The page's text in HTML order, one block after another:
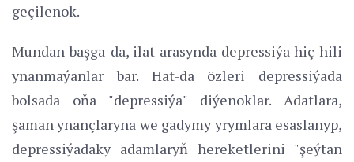
geçilenok.
Mundan başga-da, ilat arasynda depressiýa hiç hili
ynanmaýanlar bar. Hat-da özleri depressiýada
bolsada oňa "depressiýa" diýenoklar. Adatlara,
şaman ynançlaryna we gadymy yrymlara esaslanyp,
depressiýadaky adamlaryň hereketlerini "şeýtan